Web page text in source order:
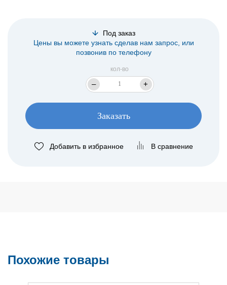
Под заказ
Цены вы можете узнать сделав нам запрос, или
позвонив по телефону
кол-во
– +
Заказать
Добавить в избранное В сравнение
Похожие товары